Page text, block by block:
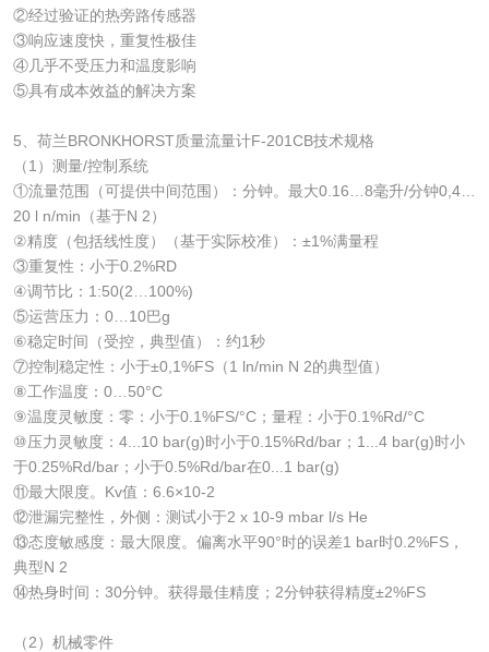
②经过验证的热旁路传感器
③响应速度快，重复性极佳
④几乎不受压力和温度影响
⑤具有成本效益的解决方案
5、荷兰BRONKHORST质量流量计F-201CB技术规格
（1）测量/控制系统
①流量范围（可提供中间范围）：分钟。最大0.16…8毫升/分钟0,4…
20 l n/min（基于N 2）
②精度（包括线性度）（基于实际校准）：±1%满量程
③重复性：小于0.2%RD
④调节比：1:50(2…100%)
⑤运营压力：0…10巴g
⑥稳定时间（受控，典型值）：约1秒
⑦控制稳定性：小于±0,1%FS（1 ln/min N 2的典型值）
⑧工作温度：0…50°C
⑨温度灵敏度：零：小于0.1%FS/°C；量程：小于0.1%Rd/°C
⑩压力灵敏度：4...10 bar(g)时小于0.15%Rd/bar；1...4 bar(g)时小
于0.25%Rd/bar；小于0.5%Rd/bar在0...1 bar(g)
⑪最大限度。Kv值：6.6×10-2
⑫泄漏完整性，外侧：测试小于2 x 10-9 mbar l/s He
⑬态度敏感度：最大限度。偏离水平90°时的误差1 bar时0.2%FS，
典型N 2
⑭热身时间：30分钟。获得最佳精度；2分钟获得精度±2%FS
（2）机械零件